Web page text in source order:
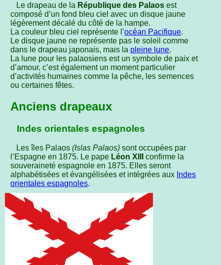
Le drapeau de la République des Palaosest
composé d’un fond bleu ciel avec un disque jaune
légèrement décalé du côté de la hampe.
La couleur bleu ciel représente l’océan Pacifique.
Le disque jaune ne représente pas le soleil comme
dans le drapeau japonais, mais la pleine lune.
La lune pour les palaosiens est un symbole de paix et
d’amour, c’est également un moment particulier
d’activités humaines comme la pêche, les semences
ou certaines fêtes.
Anciens drapeaux
Indes orientales espagnoles
Les îles Palaos (Islas Palaos)sont occupées par
l’Espagne en 1875. Le pape Léon XIII
confirme la
souveraineté espagnole en 1875. Elles seront
alphabétisées et évangélisées et intégrées aux Indes
orientales espagnoles.